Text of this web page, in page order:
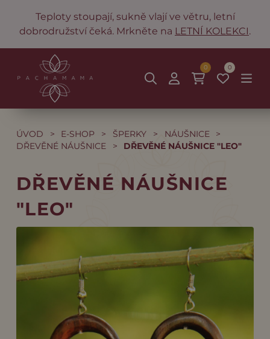
Teploty stoupají, sukně vlají ve větru, letní
dobrodružství čeká. Mrkněte na LETNÍ KOLEKCI.
0
0
ÚVOD > E-SHOP > ŠPERKY > NÁUŠNICE
>
DŘEVĚNÉ NÁUŠNICE
> DŘEVĚNÉ NÁUŠNICE "LEO"
DŘEVĚNÉ NÁUŠNICE
"LEO"